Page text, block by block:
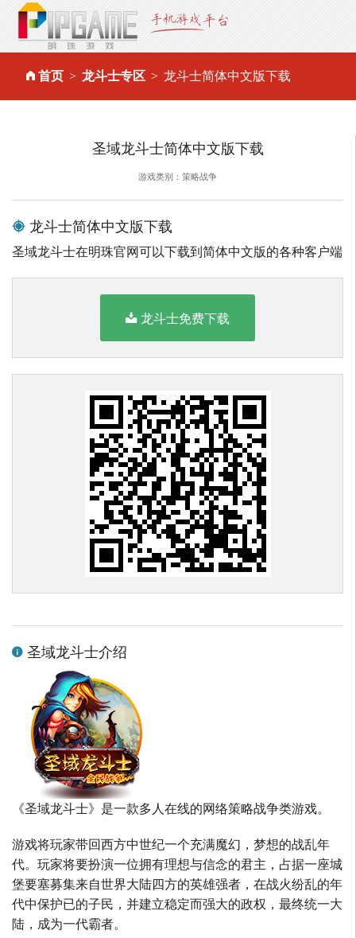
首页 龙斗士专区 龙斗士简体中文版下载
圣域龙斗士简体中文版下载
游戏类别：策略战争
龙斗士简体中文版下载
圣域龙斗士在明珠官网可以下载到简体中文版的各种客户端
龙斗士免费下载
圣域龙斗士介绍
《圣域龙斗士》是一款多人在线的网络策略战争类游戏。
游戏将玩家带回西方中世纪一个充满魔幻，梦想的战乱年
代。玩家将要扮演一位拥有理想与信念的君主，占据一座城
堡要塞募集来自世界大陆四方的英雄强者，在战火纷乱的年
代中保护已的子民，并建立稳定而强大的政权，最终统一大
陆，成为一代霸者。